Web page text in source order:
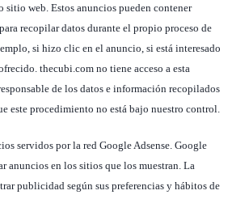
sitio web. Estos anuncios pueden contener
recopilar datos durante el propio proceso de
si hizo clic en el anuncio, si está interesado
thecubi.com no tiene acceso a esta
de los datos e información recopilados
este procedimiento no está bajo nuestro control.
servidos por la red Google Adsense. Google
anuncios en los sitios que los muestran. La
publicidad según sus preferencias y hábitos de